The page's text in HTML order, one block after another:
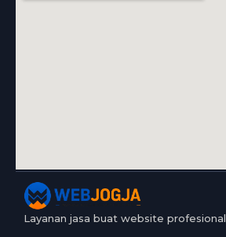
Layanan jasa buat website profesional